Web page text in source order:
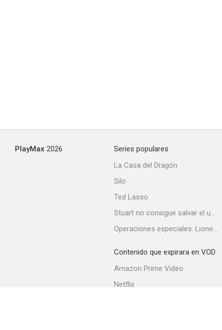
PlayMax 2026
Series populares
La Casa del Dragón
Silo
Ted Lasso
Stuart no consigue salvar el universo
Operaciones especiales: Lioness
Contenido que expirara en VOD
Amazon Prime Video
Netflix